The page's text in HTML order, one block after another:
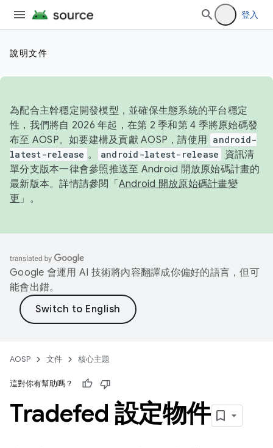
登入
說明文件
為配合主幹穩定開發模型，並確保生態系統的平台穩定
性，我們將自 2026 年起，在第 2 季和第 4 季將原始碼發
布至 AOSP。如要建構及貢獻 AOSP，請使用 android-
latest-release 。 android-latest-release
資訊清
單分支版本一律會參照推送至 Android 開放原始碼計畫的
最新版本。詳情請參閱「 Android 開放原始碼計畫變
更 」。
Google 會運用 AI 技術將內容翻譯成你偏好的語言，但可
能會出錯。
AOSP 文件 核心主題
這對你有幫助嗎？
Tradefed 設定物件